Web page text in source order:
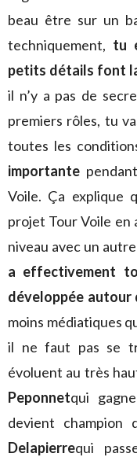
beau être sur un
techniquement, tu
petits détails font
il n’y a pas de
premiers rôles, tu
toutes les
importante
Voile. Ça explique
projet Tour Voile en
niveau avec un
a effectivement
développée autour
moins médiatiques
il ne faut pas se
évoluent au très
Peponnetqui
devient champion
Delapierrequi